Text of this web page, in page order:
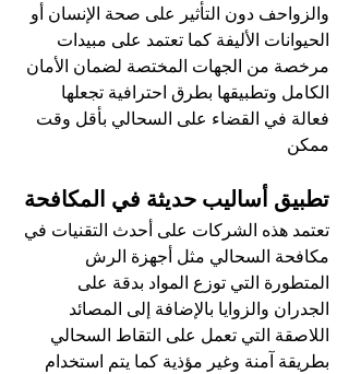
والزواحف دون التأثير على صحة الإنسان أو
الحيوانات الأليفة كما تعتمد على مبيدات
مرخصة من الجهات المختصة لضمان الأمان
الكامل وتطبيقها بطرق احترافية تجعلها
فعالة في القضاء على السحالي بأقل وقت
ممكن
تطبيق أساليب حديثة في المكافحة
تعتمد هذه الشركات على أحدث التقنيات في
مكافحة السحالي مثل أجهزة الرش
المتطورة التي توزع المواد بدقة على
الجدران والزوايا بالإضافة إلى المصائد
اللاصقة التي تعمل على التقاط السحالي
بطريقة آمنة وغير مؤذية كما يتم استخدام